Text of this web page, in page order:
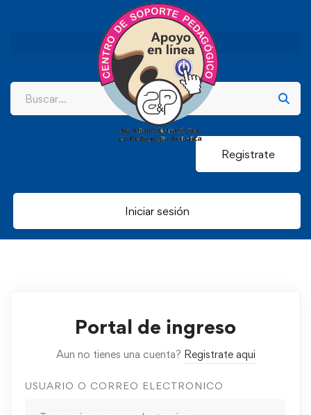
Registrate
Iniciar sesión
Portal de ingreso
Aun no tienes una cuenta? Registrate aqui
USUARIO O CORREO ELECTRONICO